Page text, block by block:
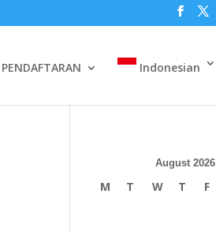
PENDAFTARAN Indonesian
August 2026
M T W T F